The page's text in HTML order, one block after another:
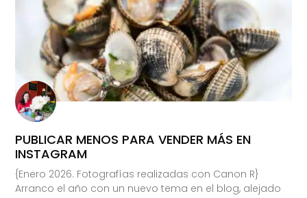
PUBLICAR MENOS PARA VENDER MÁS EN
INSTAGRAM
{Enero 2026. Fotografías realizadas con Canon R}
Arranco el año con un nuevo tema en el blog, alejado